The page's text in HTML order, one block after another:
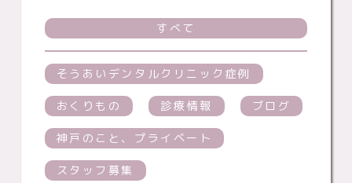
すべて
そうあいデンタルクリニック症例
おくりもの 診療情報 ブログ
神戸のこと、プライベート
スタッフ募集